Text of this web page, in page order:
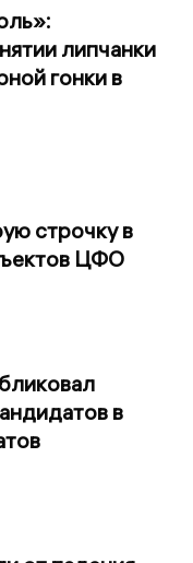
липчанки
гонки в
строчку в
ЦФО
в